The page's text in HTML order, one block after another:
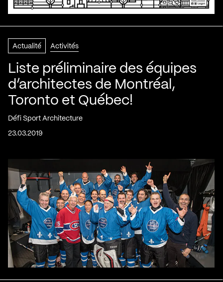
Actualité Activités
Liste préliminaire des équipes
d’architectes de Montréal,
Toronto et Québec!
Défi Sport Architecture
23.03.2019